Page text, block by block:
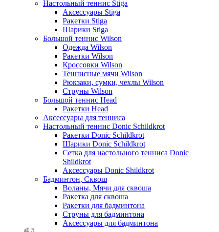
Настольный теннис Stiga
Аксессуары Stiga
Ракетки Stiga
Шарики Stiga
Большой теннис Wilson
Одежда Wilson
Ракетки Wilson
Кроссовки Wilson
Теннисные мячи Wilson
Рюкзаки, сумки, чехлы Wilson
Струны Wilson
Большой теннис Head
Ракетки Head
Аксессуары для тенниса
Настольный теннис Donic Schildkrot
Ракетки Donic Schildkrot
Шарики Donic Schildkrot
Сетка для настольного тенниса Donic
Shildkrot
Аксессуары Donic Shildkrot
Бадминтон, Сквош
Воланы, Мячи для сквоша
Ракетка для сквоша
Ракетки для бадминтона
Струны для бадминтона
Аксессуары для бадминтона